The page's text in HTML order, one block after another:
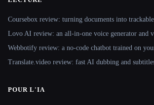
Coursebox review: turning documents into
Lovo AI review: an all-in-one voice generator and
Webbotify review: a no-code chatbot trained on
Translate.video review: fast AI dubbing and
POUR L'IA